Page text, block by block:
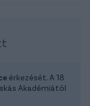
érkezését. A 18
Akadémiától